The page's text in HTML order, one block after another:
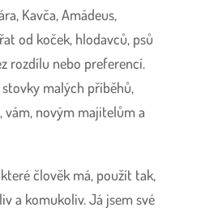
Kavča, Amádeus,
od koček, hlodavců, psů
rozdílu nebo preferencí.
malých příběhů,
vám, novým majitelům a
člověk má, použít tak,
a komukoliv. Já jsem své